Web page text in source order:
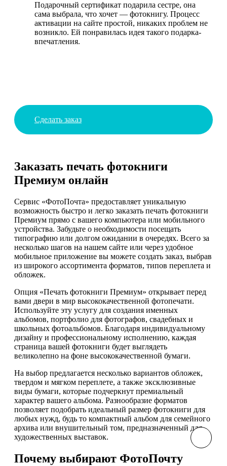
Подарочный сертификат подарила сестре, она
сама выбрала, что хочет — фотокнигу. Процесс
активации на сайте простой, никаких проблем не
возникло. Ей понравилась идея такого подарка-
впечатления.
Сделать заказ
Заказать печать фотокниги
Премиум онлайн
Сервис «ФотоПочта» предоставляет уникальную
возможность быстро и легко заказать печать фотокниги
Премиум прямо с вашего компьютера или мобильного
устройства. Забудьте о необходимости посещать
типографию или долгом ожидании в очередях. Всего за
несколько шагов на нашем сайте или через удобное
мобильное приложение вы можете создать заказ, выбрав
из широкого ассортимента форматов, типов переплета и
обложек.
Опция «Печать фотокниги Премиум» открывает перед
вами двери в мир высококачественной фотопечати.
Используйте эту услугу для создания именных
альбомов, портфолио для фотографов, свадебных и
школьных фотоальбомов. Благодаря индивидуальному
дизайну и профессиональному исполнению, каждая
страница вашей фотокниги будет выглядеть
великолепно на фоне высококачественной бумаги.
На выбор предлагается несколько вариантов обложек,
твердом и мягком переплете, а также эксклюзивные
виды бумаги, которые подчеркнут премиальный
характер вашего альбома. Разнообразие форматов
позволяет подобрать идеальный размер фотокниги для
любых нужд, будь то компактный альбом для семейного
архива или внушительный том, предназначенный для
художественных выставок.
Почему выбирают ФотоПочту